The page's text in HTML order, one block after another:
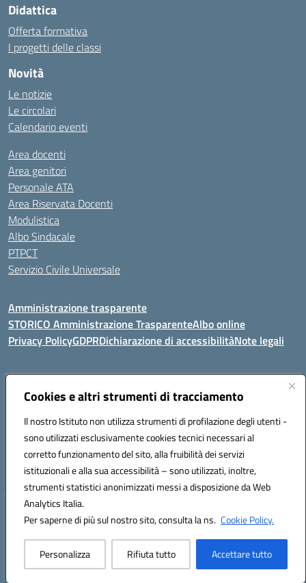
Cookies e altri strumenti di tracciamento
Il nostro Istituto non utilizza strumenti di profilazione degli utenti -
sono utilizzati esclusivamente cookies tecnici necessari al
corretto funzionamento del sito, alla fruibilità dei servizi
istituzionali e alla sua accessibilità – sono utilizzati, inoltre,
strumenti statistici anonimizzati messi a disposizione da Web
Analytics Italia.
Per saperne di più sul nostro sito, consulta la ns. Cookie Policy.
Personalizza Rifiuta tutto Accettare tutto
Didattica
Offerta formativa
I progetti delle classi
Novità
Le notizie
Le circolari
Calendario eventi
Area docenti
Area genitori
Personale ATA
Area Riservata Docenti
Modulistica
Albo Sindacale
PTPCT
Servizio Civile Universale
Amministrazione trasparente
STORICO Amministrazione TrasparenteAlbo online
Privacy PolicyGDPRDichiarazione di accessibilitàNote legali
Indirizzo:Piazza S. G. Bosco, 1 95014 Giarre (CT)
Posta elettronica certificata (PEC):ctic8az00a@pec.istruzione.it
Codice fiscale: 92001680872
Codice meccanografico: CTIC8AZ00A
Hosting & Powered by 3D Solution S.r.l.
Concept & Design by Designers Italia